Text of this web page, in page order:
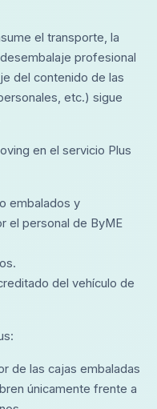
el transporte, la
profesional
del contenido de las
etc.) sigue
en el servicio Plus
embalados y
el personal de ByME
del vehículo de
de las cajas embaladas
únicamente frente a